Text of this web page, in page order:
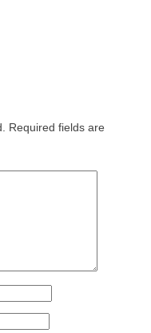
Required fields are